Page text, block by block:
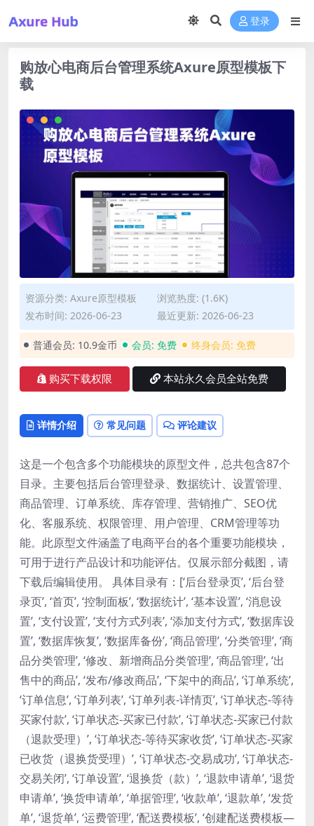
登录
购放心电商后台管理系统Axure原型模板下
载
资源分类: Axure原型模板
浏览热度: (1.6K)
发布时间: 2026-06-23
最近更新: 2026-06-23
普通会员: 10.9金币 会员: 免费 终身会员: 免费
购买下载权限 本站永久会员全站免费
详情介绍 常见问题 评论建议
这是一个包含多个功能模块的原型文件，总共包含87个
目录。主要包括后台管理登录、数据统计、设置管理、
商品管理、订单系统、库存管理、营销推广、SEO优
化、客服系统、权限管理、用户管理、CRM管理等功
能。此原型文件涵盖了电商平台的各个重要功能模块，
可用于进行产品设计和功能评估。仅展示部分截图，请
下载后编辑使用。 具体目录有：[‘后台登录页’, ‘后台登
录页’, ‘首页’, ‘控制面板’, ‘数据统计’, ‘基本设置’, ‘消息设
置’, ‘支付设置’, ‘支付方式列表’, ‘添加支付方式’, ‘数据库设
置’, ‘数据库恢复’, ‘数据库备份’, ‘商品管理’, ‘分类管理’, ‘商
品分类管理’, ‘修改、新增商品分类管理’, ‘商品管理’, ‘出
售中的商品’, ‘发布/修改商品’, ‘下架中的商品’, ‘订单系统’,
‘订单信息’, ‘订单列表’, ‘订单列表-详情页’, ‘订单状态-等待
买家付款’, ‘订单状态-买家已付款’, ‘订单状态-买家已付款
（退款受理）’, ‘订单状态-等待买家收货’, ‘订单状态-买家
已收货（退换货受理）’, ‘订单状态-交易成功’, ‘订单状态-
交易关闭’, ‘订单设置’, ‘退换货（款）’, ‘退款申请单’, ‘退货
申请单’, ‘换货申请单’, ‘单据管理’, ‘收款单’, ‘退款单’, ‘发货
单’, ‘退货单’, ‘运费管理’, ‘配送费模板’, ‘创建配送费模板—